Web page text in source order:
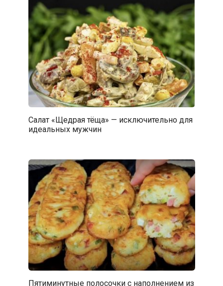
Салат «Щедрая тёща» — исключительно для
идеальных мужчин
Пятиминутные полосочки с наполнением из